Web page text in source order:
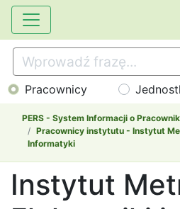
Pracownicy
PERS - System Informacji o
Pracownicy instytutu - Instytut
Informatyki
Instytut